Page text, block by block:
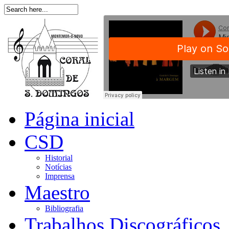
Página inicial
CSD
Historial
Notícias
Imprensa
Maestro
Bibliografia